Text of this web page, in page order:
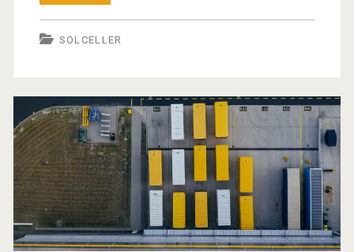
utanför
det
SOLCELLER